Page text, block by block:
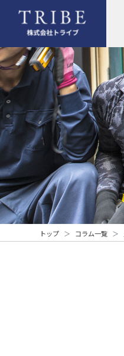
トップ コラム一覧